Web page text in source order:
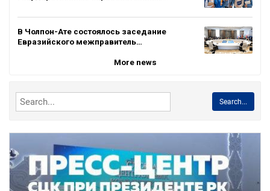
В Чолпон-Ате состоялось заседание
Евразийского межправитель…
More news
Search...